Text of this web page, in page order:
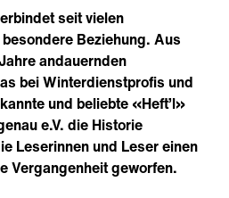
seit vielen
Beziehung. Aus
andauernden
bei Winterdienstprofis und
und beliebte «Heft’l»
e.V. die Historie
Leserinnen und Leser einen
Vergangenheit geworfen.